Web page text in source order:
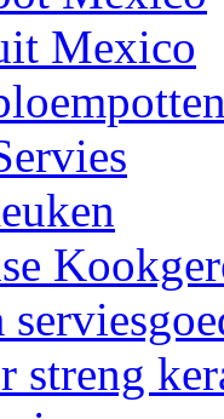
Mexico
streng